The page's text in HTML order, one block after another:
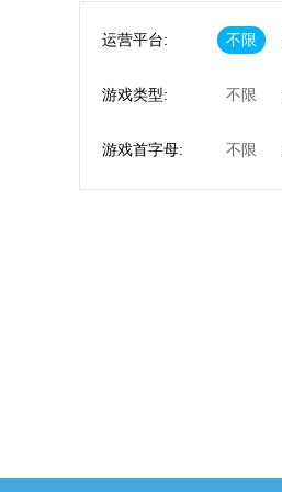
运营平台: 不限
游戏类型: 不限
游戏首字母: 不限